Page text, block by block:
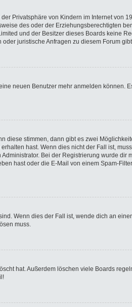
Privatsphäre von Kindern im Internet von
des oder der Erziehungsberechtigten
und der Besitzer dieses Boards keine
juristische Anfragen zu diesem Forum
neuen Benutzer mehr anmelden können.
diese stimmen, dann gibt es zwei
hast. Wenn dies nicht der Fall ist,
Bei der Registrierung wurde
hast oder die E-Mail von einem Spam-
Wenn dies der Fall ist, wende dich an
muss.
hat. Außerdem löschen viele Boards